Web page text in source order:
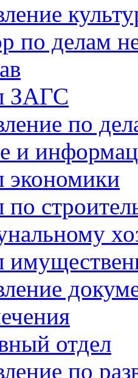
по делам
ЗАГС
по
и
экономики
по
отдел
по